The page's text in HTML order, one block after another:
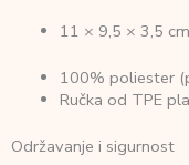
11 × 9,5 × 3,5 cm
100% poliester
Ručka od TPE
Održavanje i sigurnost